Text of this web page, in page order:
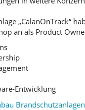
„CalanOnTrack“
an als Product
Entwicklung
Brandschutzanlagen